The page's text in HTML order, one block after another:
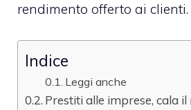
rendimento offerto ai clienti.
Indice
Leggi anche
Prestiti alle imprese, cala